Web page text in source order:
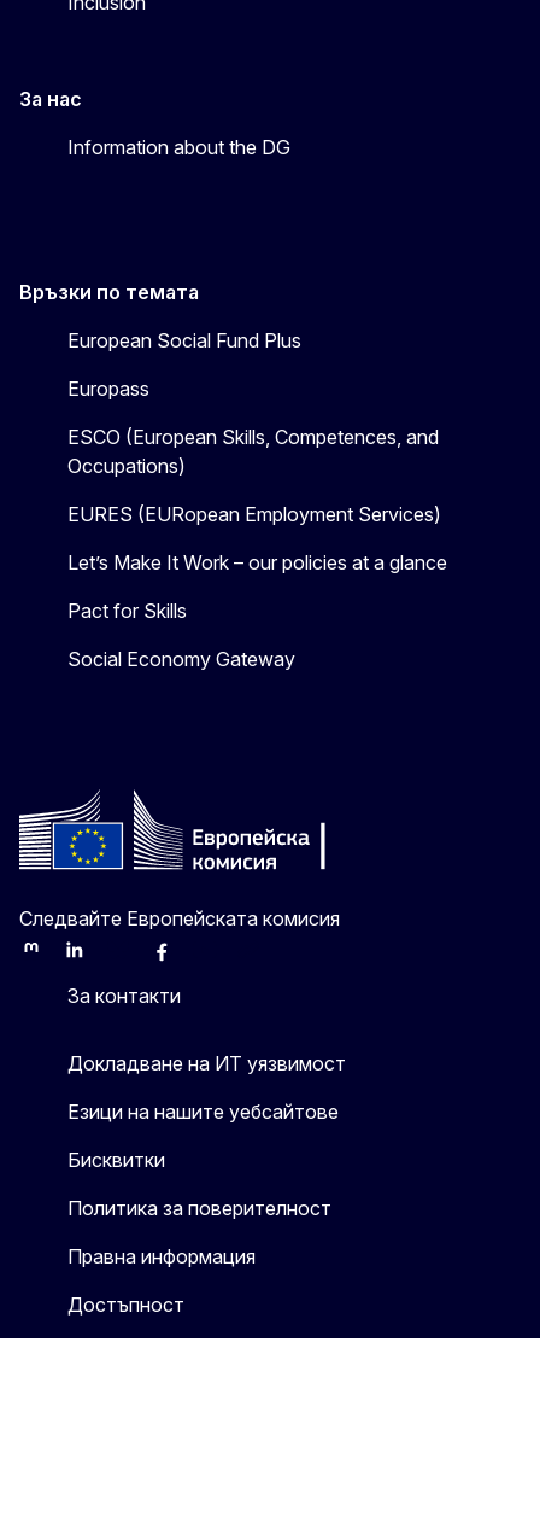
За нас
Information about the DG
Връзки по темата
European Social Fund Plus
Europass
ESCO (European Skills, Competences, and
Occupations)
EURES (EURopean Employment Services)
Let’s Make It Work – our policies at a glance
Pact for Skills
Social Economy Gateway
Следвайте Европейската комисия
MastodonLinkedInBlueskyFacebook
За контакти
Докладване на ИТ уязвимост
Езици на нашите уебсайтове
Бисквитки
Политика за поверителност
Правна информация
Достъпност